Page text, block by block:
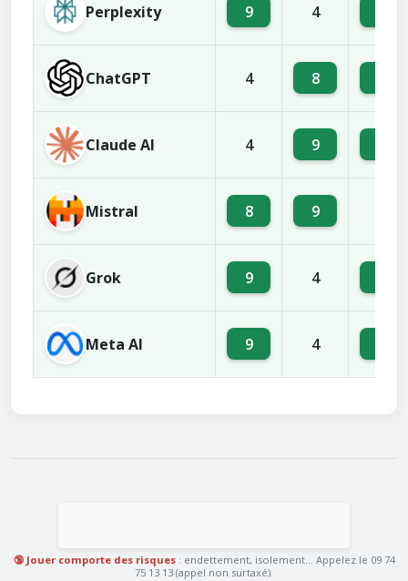
Perplexity 9 4
ChatGPT 4 8
Claude AI 4 9
Mistral 8 9
Grok 9 4
Meta AI 9 4
🔞 Jouer comporte des risques: endettement, isolement... Appelez le 09 74
75 13 13 (appel non surtaxé).